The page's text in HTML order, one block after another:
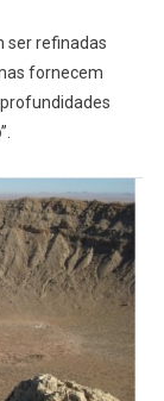
ser refinadas
fornecem